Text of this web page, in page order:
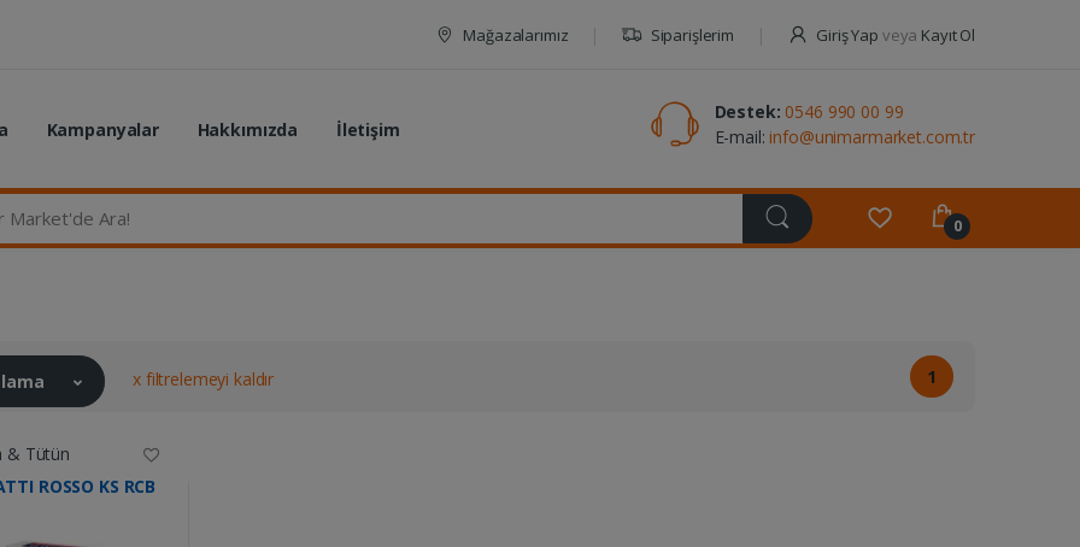
Mağazalarımız Siparişlerim Giriş Yap veya Kayıt Ol
Kampanyalar Hakkımızda İletişim
Destek: 0546 990 00 99
E-mail: info@unimarmarket.com.tr
Ara...
0
x filtrelemeyi kaldır 1
& Tütün
ROSSO KS RCB